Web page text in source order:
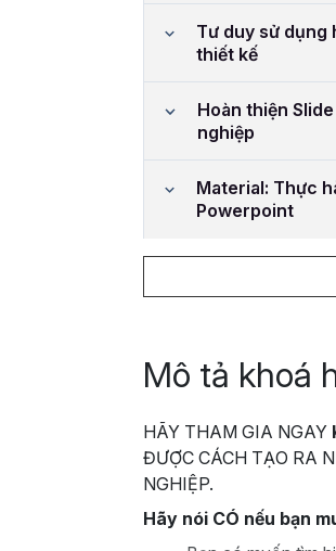
Tư duy sử dụng
thiết kế
Hoàn thiện
nghiệp
Material: Thực
Powerpoint
Mô tả khoá
HÃY THAM GIA NGAY
ĐƯỢC CÁCH TẠO RA
NGHIỆP.
Hãy nói CÓ nếu bạn